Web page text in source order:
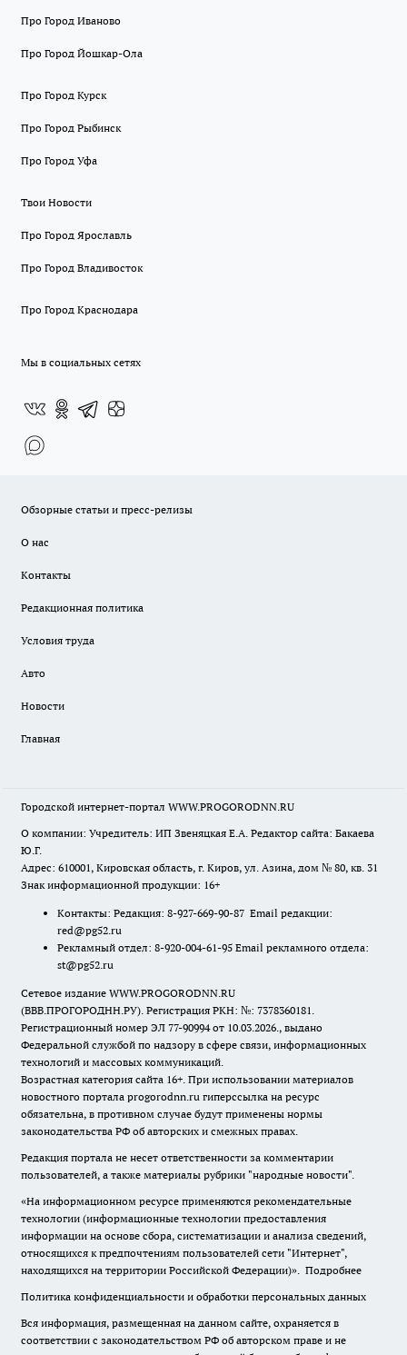
Про Город Иваново
Про Город Йошкар-Ола
Про Город Курск
Про Город Рыбинск
Про Город Уфа
Твои Новости
Про Город Ярославль
Про Город Владивосток
Про Город Краснодара
Мы в социальных сетях
Обзорные статьи и пресс-релизы
О нас
Контакты
Редакционная политика
Условия труда
Авто
Новости
Главная
Городской интернет-портал WWW.PROGORODNN.RU
О компании: Учредитель: ИП Звеняцкая Е.А. Редактор сайта: Бакаева
Ю.Г.
Адрес: 610001, Кировская область, г. Киров, ул. Азина, дом № 80, кв. 31
Знак информационной продукции: 16+
Контакты: Редакция: 8-927-669-90-87 Email редакции:
red@pg52.ru
Рекламный отдел: 8-920-004-61-95 Email рекламного отдела:
st@pg52.ru
Сетевое издание WWW.PROGORODNN.RU
(ВВВ.ПРОГОРОДНН.РУ). Регистрация РКН: №: 7378360181.
Регистрационный номер ЭЛ 77-90994 от 10.03.2026., выдано
Федеральной службой по надзору в сфере связи, информационных
технологий и массовых коммуникаций.
Возрастная категория сайта 16+. При использовании материалов
новостного портала progorodnn.ru гиперссылка на ресурс
обязательна, в противном случае будут применены нормы
законодательства РФ об авторских и смежных правах.
Редакция портала не несет ответственности за комментарии
пользователей, а также материалы рубрики "народные новости".
«На информационном ресурсе применяются рекомендательные
технологии (информационные технологии предоставления
информации на основе сбора, систематизации и анализа сведений,
относящихся к предпочтениям пользователей сети "Интернет",
находящихся на территории Российской Федерации)». Подробнее
Политика конфиденциальности и обработки персональных данных
Вся информация, размещенная на данном сайте, охраняется в
соответствии с законодательством РФ об авторском праве и не